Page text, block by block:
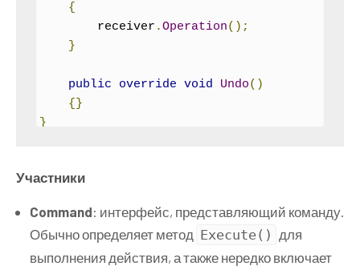
{
        receiver
.Operation();
}
public override void Undo()
{}
}
class Receiver
public
void Operation()
{ }
}
Участники
Command: интерфейс, представляющий команду.
Обычно определяет метод Execute() для
выполнения действия, а также нередко включает